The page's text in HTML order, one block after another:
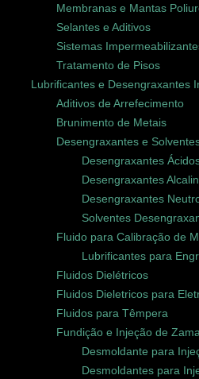
Membranas e Mantas
Selantes e Aditivos
Sistemas
Tratamento de Pisos
Lubrificantes e Desengraxantes
Aditivos de Arrefecimento
Brunimento de Metais
Desengraxantes e
Desengraxantes
Desengraxantes
Desengraxantes
Solventes
Fluido para Calibração de
Lubrificantes para
Fluidos Dielétricos
Fluidos Dieletricos para
Fluidos para Têmpera
Fundição e Injeção de
Desmoldante para
Desmoldantes para